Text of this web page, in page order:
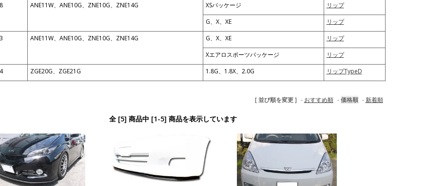
ANE11W、ANE10G、ZNE10G、ZNE14G XSパッケージ
リップ
G、X、XE
リップ
ANE11W、ANE10G、ZNE10G、ZNE14G G、X、XE
リップ
Xエアロスポーツパッケージ
リップ
ZGE20G、ZGE21G 1.8G、1.8X、2.0G リップTypeD
[ 並び順を変更 ] - おすすめ順 -価格順 -新着順
全 [5] 商品中 [1-5] 商品を表示しています